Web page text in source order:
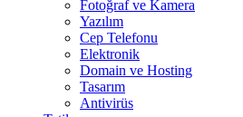
Fotoğraf ve Kamera
Yazılım
Cep Telefonu
Elektronik
Domain ve Hosting
Tasarım
Antivirüs